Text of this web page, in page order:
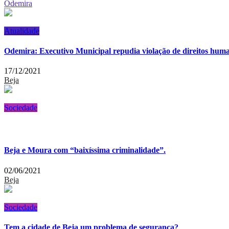
Odemira
Atualidade
Odemira: Executivo Municipal repudia violação de direitos
17/12/2021
Beja
Sociedade
Beja e Moura com “baixíssima criminalidade”.
02/06/2021
Beja
Sociedade
Tem a cidade de Beja um problema de segurança?